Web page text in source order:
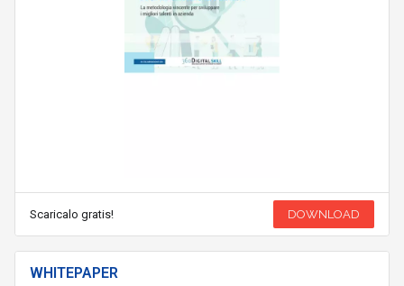
Scaricalo gratis! DOWNLOAD
WHITEPAPER